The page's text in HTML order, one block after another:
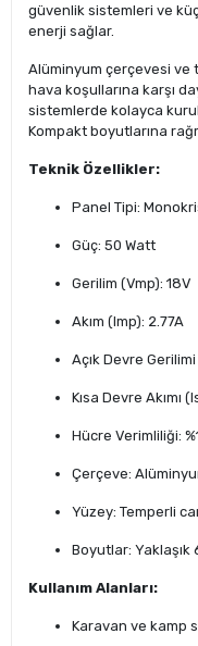
güvenlik sistemleri ve
enerji sağlar.
Alüminyum çerçevesi ve
hava koşullarına karşı
sistemlerde kolayca
Kompakt boyutlarına
Teknik Özellikler:
Panel Tipi:
Güç: 50 Watt
Gerilim (Vmp): 18V
Akım (Imp): 2.77A
Açık Devre
Kısa Devre Akımı
Hücre Verimliliği:
Çerçeve:
Yüzey: Temperli
Boyutlar: Yaklaşık
Kullanım Alanları:
Karavan ve kamp